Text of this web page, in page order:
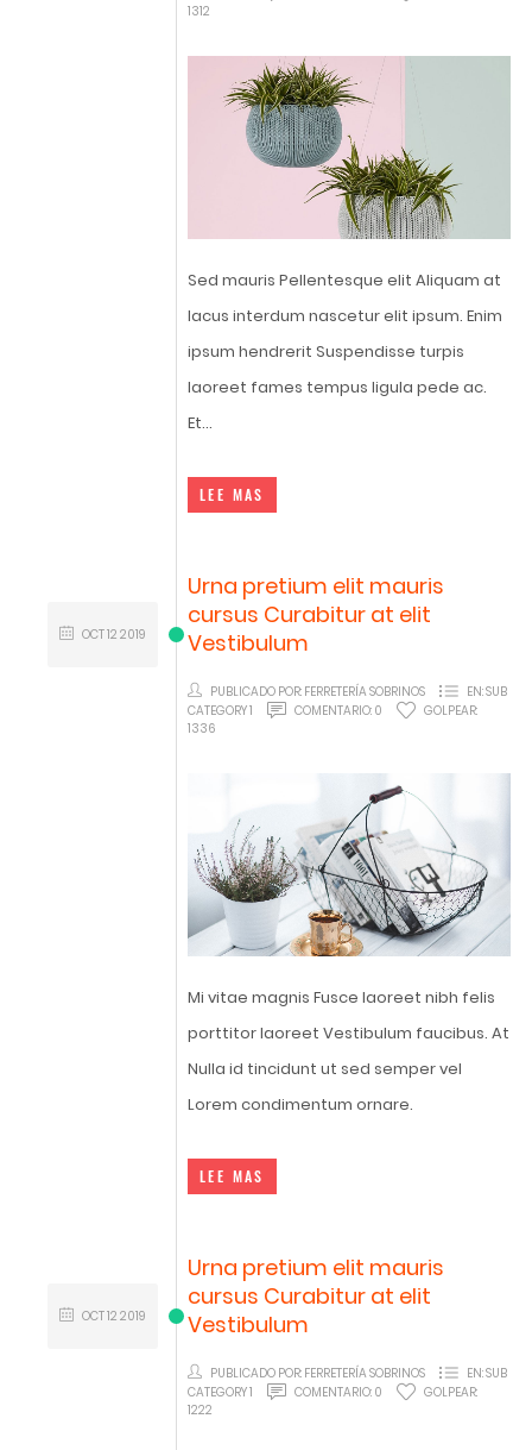
1312
Sed mauris Pellentesque elit Aliquam at
lacus interdum nascetur elit ipsum. Enim
ipsum hendrerit Suspendisse turpis
laoreet fames tempus ligula pede ac.
Et...
LEE MAS
Urna pretium elit mauris
cursus Curabitur at elit
Vestibulum
PUBLICADO POR: FERRETERÍA SOBRINOS EN:SUB
CATEGORY 1
OCT12 2019
COMENTARIO: 0
GOLPEAR:
1336
Mi vitae magnis Fusce laoreet nibh felis
porttitor laoreet Vestibulum faucibus. At
Nulla id tincidunt ut sed semper vel
Lorem condimentum ornare.
LEE MAS
Urna pretium elit mauris
cursus Curabitur at elit
Vestibulum
PUBLICADO POR: FERRETERÍA SOBRINOS EN:SUB
CATEGORY 1
OCT12 2019
COMENTARIO: 0
GOLPEAR:
1222